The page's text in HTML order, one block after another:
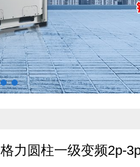
格力圆柱一级变频2p-